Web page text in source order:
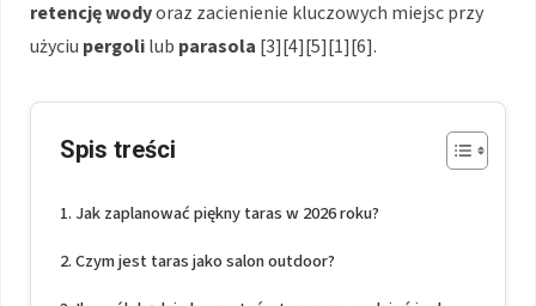
retencję wodyoraz zacienienie kluczowych miejsc przy
użyciu pergolilub parasola [3][4][5][1][6].
Spis treści
Jak zaplanować piękny taras w 2026 roku?
Czym jest taras jako salon outdoor?